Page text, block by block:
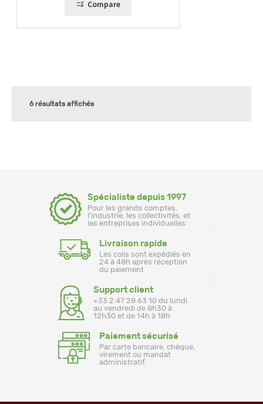
Compare
6 résultats affichés
Spécialiste depuis 1997
Pour les grands comptes,
l'industrie, les collectivités, et
les entreprises individuelles
Livraison rapide
Les colis sont expédiés en
24 à 48h après réception
du paiement
Support client
+33 2 47 28 63 10 du lundi
au vendredi de 8h30 à
12h30 et de 14h à 18h
Paiement sécurisé
Par carte bancaire, chèque,
virement ou mandat
administratif.